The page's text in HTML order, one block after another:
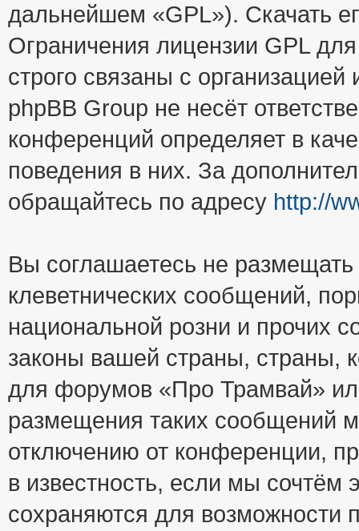
дальнейшем «GPL»). Скачать
Ограничения лицензии GPL
строго связаны с
phpBB Group не несёт
конференций определяет в
поведения в них. За
обращайтесь по адресу http://
Вы соглашаетесь не
клеветнических сообщений,
национальной розни и прочих
законы вашей страны, страны,
для форумов «Про Трамвай»
размещения таких сообщений
отключению от конференции,
в известность, если мы
сохраняются для возможности